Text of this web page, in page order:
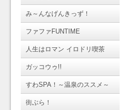
み～んなげんきっず！
ファファFUNTIME
人生はロマン イロドリ喫茶
ガッコウゥ!!
すわSPA！～温泉のススメ～
街ぶら！